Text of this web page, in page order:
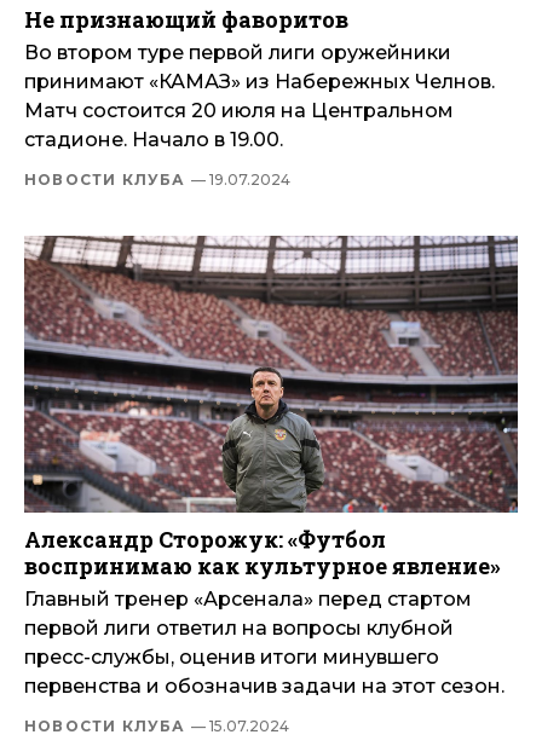
Не признающий фаворитов
Во втором туре первой лиги оружейники
принимают «КАМАЗ» из Набережных Челнов.
Матч состоится 20 июля на Центральном
стадионе. Начало в 19.00.
НОВОСТИ КЛУБА — 19.07.2024
Александр Сторожук: «Футбол
воспринимаю как культурное явление»
Главный тренер «Арсенала» перед стартом
первой лиги ответил на вопросы клубной
пресс-службы, оценив итоги минувшего
первенства и обозначив задачи на этот сезон.
НОВОСТИ КЛУБА — 15.07.2024